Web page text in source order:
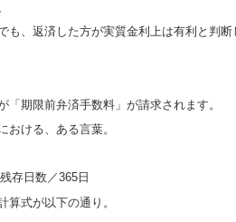
も、返済した方が実質金利上は有利と判断
「期限前弁済手数料」が請求されます。
おける、ある言葉。
存日数／365日
算式が以下の通り。